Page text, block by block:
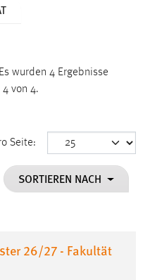
Es wurden 4 Ergebnisse
von 4.
Seite:
SORTIEREN NACH
26/27 - Fakultät